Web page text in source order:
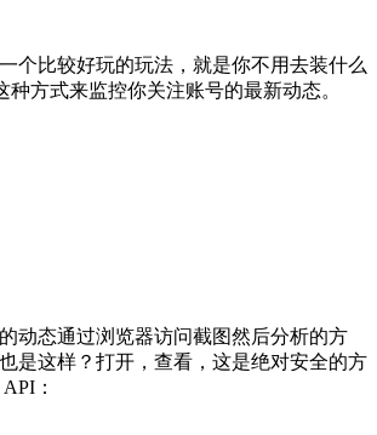
个比较好玩的玩法，就是你不用去装什么
种方式来监控你关注账号的最新动态。
动态通过浏览器访问截图然后分析的方
是这样？打开，查看，这是绝对安全的方
：